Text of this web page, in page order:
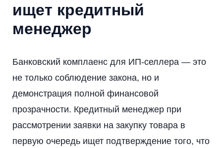
ищет кредитный
менеджер
Банковский комплаенс для ИП-селлера — это
не только соблюдение закона, но и
демонстрация полной финансовой
прозрачности. Кредитный менеджер при
рассмотрении заявки на закупку товара в
первую очередь ищет подтверждение того, что